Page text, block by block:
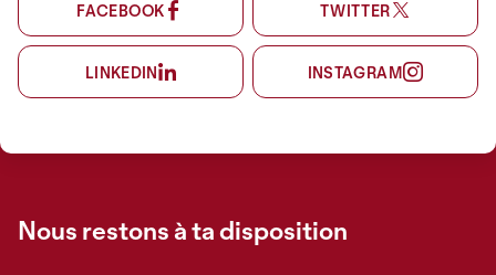
FACEBOOK TWITTER
LINKEDIN INSTAGRAM
Nous restons à ta disposition